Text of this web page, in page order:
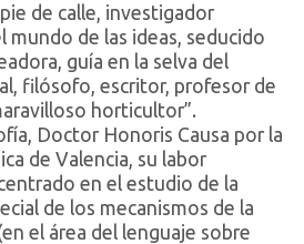
de calle, investigador
mundo de las ideas, seducido
guía en la selva del
filósofo, escritor, profesor de
horticultor”.
Doctor Honoris Causa por la
de Valencia, su labor
en el estudio de la
de los mecanismos de la
el área del lenguaje sobre